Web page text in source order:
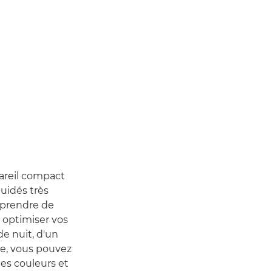
compact
très
de
optimiser vos
nuit, d'un
vous pouvez
couleurs et